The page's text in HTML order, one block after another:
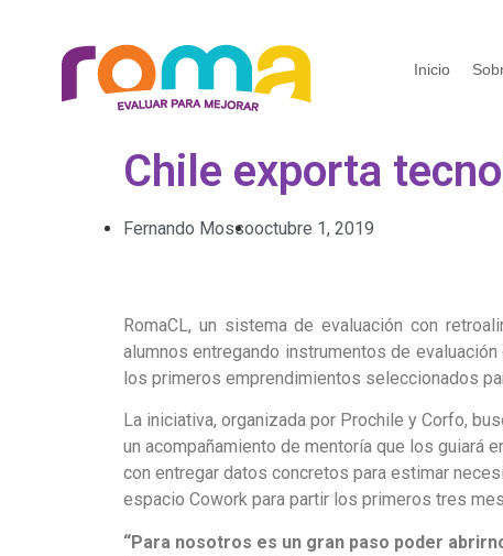
Inicio
Chile exporta
Fernando Mossooctubre 1, 2019
RomaCL, un sistema de evaluación con
alumnos entregando instrumentos de
los primeros emprendimientos seleccionados
La iniciativa, organizada por Prochile y Corfo,
un acompañamiento de mentoría que los guiará
con entregar datos concretos para estimar
espacio Cowork para partir los primeros tres
“Para nosotros es un gran paso poder